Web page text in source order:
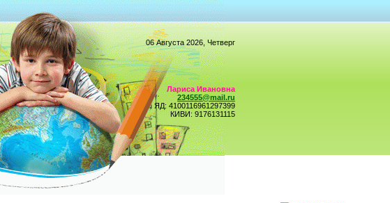
06 Августа 2026, Четверг
Лариса Ивановна
234555@mail.ru
ЯД: 4100116961297399
КИВИ: 9176131115